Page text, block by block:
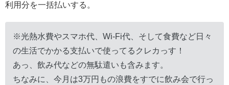
利用分を一括払いする。
※光熱水費やスマホ代、Wi-Fi代、そして食費など日々
の生活でかかる支払いで使ってるクレカっす！
あっ、飲み代などの無駄遣いも含みます。
ちなみに、今月は3万円もの浪費をすでに飲み会で行っ